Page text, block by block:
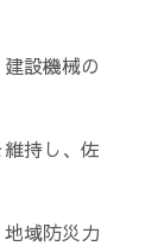
設機械の
持し、佐
域防災力